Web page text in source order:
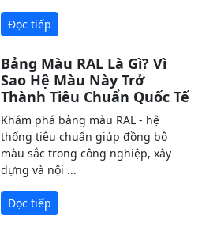
Đọc tiếp
Bảng Màu RAL Là Gì? Vì
Sao Hệ Màu Này Trở
Thành Tiêu Chuẩn Quốc Tế
Khám phá bảng màu RAL - hệ
thống tiêu chuẩn giúp đồng bộ
màu sắc trong công nghiệp, xây
dựng và nội ...
Đọc tiếp